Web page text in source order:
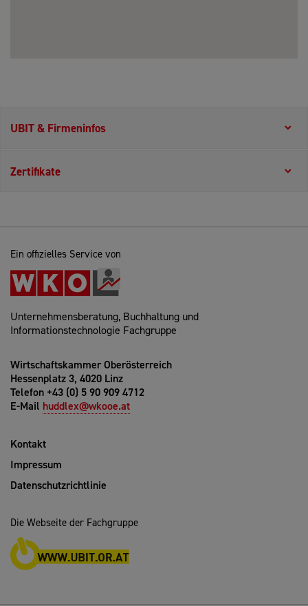
UBIT & Firmeninfos
Zertifikate
Ein offizielles Service von
Unternehmensberatung, Buchhaltung und
Informationstechnologie Fachgruppe
Wirtschaftskammer Oberösterreich
Hessenplatz 3, 4020 Linz
Telefon +43 (0) 5 90 909 4712
E-Mail huddlex@wkooe.at
Kontakt
Impressum
Datenschutzrichtlinie
Die Webseite der Fachgruppe